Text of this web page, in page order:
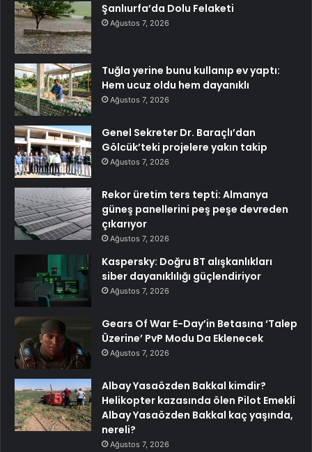
Şanlıurfa’da Dolu Felaketi
Ağustos 7, 2026
Tuğla yerine bunu kullanıp ev yaptı:
Hem ucuz oldu hem dayanıklı
Ağustos 7, 2026
Genel Sekreter Dr. Baraçlı’dan
Gölcük’teki projelere yakın takip
Ağustos 7, 2026
Rekor üretim ters tepti: Almanya
güneş panellerini peş peşe devreden
çıkarıyor
Ağustos 7, 2026
Kaspersky: Doğru BT alışkanlıkları
siber dayanıklılığı güçlendiriyor
Ağustos 7, 2026
Gears Of War E-Day’in Betasına ‘Talep
Üzerine’ PvP Modu Da Eklenecek
Ağustos 7, 2026
Albay Yasaözden Bakkal kimdir?
Helikopter kazasında ölen Pilot Emekli
Albay Yasaözden Bakkal kaç yaşında,
nereli?
Ağustos 7, 2026